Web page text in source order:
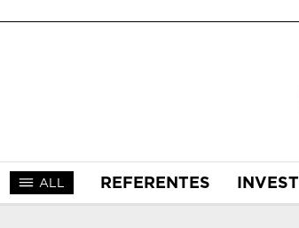
ALL REFERENTES INVEST